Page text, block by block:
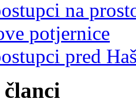
na
potjernice
pred